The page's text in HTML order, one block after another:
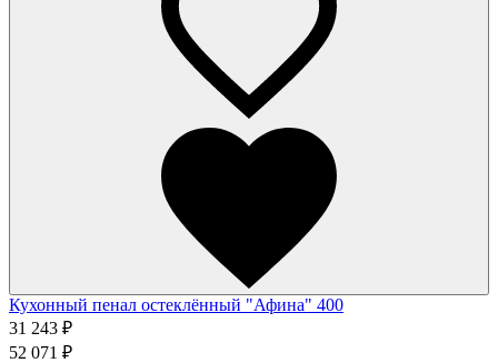
Кухонный пенал остеклённый "Афина" 400
31 243 ₽
52 071 ₽